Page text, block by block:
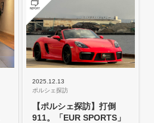
2025.12.13
ポルシェ探訪
【ポルシェ探訪】打倒
911。「EUR SPORTS」